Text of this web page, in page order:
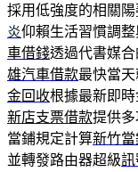
採用低強度的相關
炎仰賴生活習慣調
車借錢透過代書媒
雄汽車借款最快當
金回收根據最新即
新店支票借款提供
當鋪規定計算新竹當
並轉發路由器超級訊